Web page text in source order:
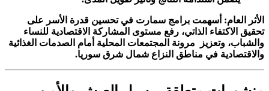
الأثر العام: أسهمت برامج سمارت في تحسين قدرة الأسر على
تحقيق الاكتفاء الذاتي، رفع مستوى المشاركة الاقتصادية للنساء
والشباب، وتعزيز
مرونة المجتمعات المحلية أمام الصدمات الغذائية
والاقتصادية في مناطق النزاع شمال شرق سوريا.